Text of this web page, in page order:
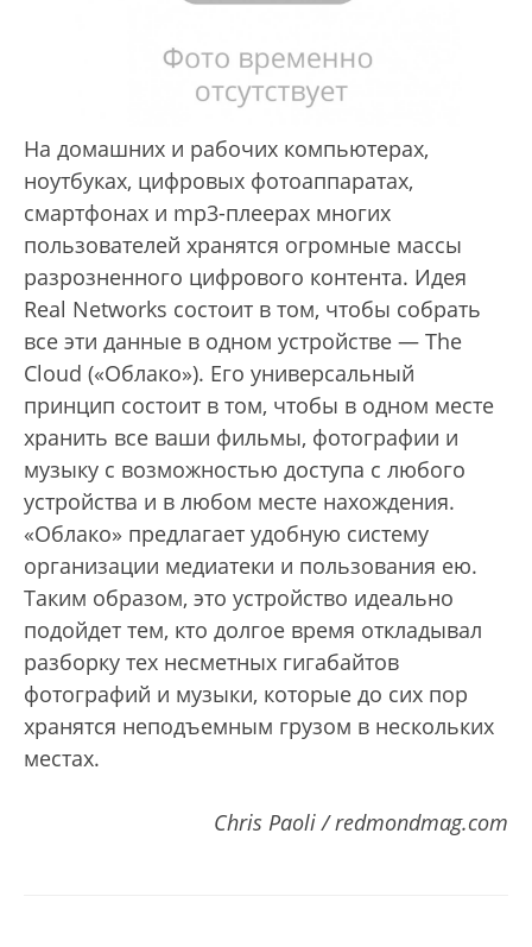
На домашних и рабочих компьютерах,
ноутбуках, цифровых фотоаппаратах,
смартфонах и mp3-плеерах многих
пользователей хранятся огромные массы
разрозненного цифрового контента. Идея
Real Networks состоит в том, чтобы собрать
все эти данные в одном устройстве — The
Cloud («Облако»). Его универсальный
принцип состоит в том, чтобы в одном месте
хранить все ваши фильмы, фотографии и
музыку с возможностью доступа с любого
устройства и в любом месте нахождения.
«Облако» предлагает удобную систему
организации медиатеки и пользования ею.
Таким образом, это устройство идеально
подойдет тем, кто долгое время откладывал
разборку тех несметных гигабайтов
фотографий и музыки, которые до сих пор
хранятся неподъемным грузом в нескольких
местах.
Chris Paoli / redmondmag.com